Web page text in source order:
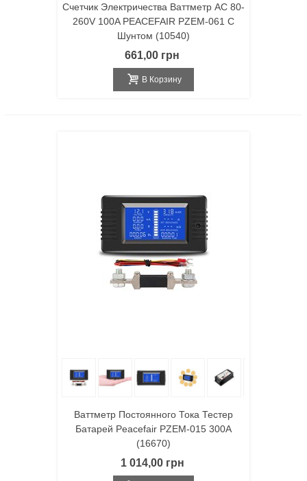
Счетчик Электричества Ваттметр AC 80-
260V 100A PEACEFAIR PZEM-061 С
Шунтом (10540)
661,00 грн
В Корзину
Ваттметр Постоянного Тока Тестер
Батарей Peacefair PZEM-015 300A
(16670)
1 014,00 грн